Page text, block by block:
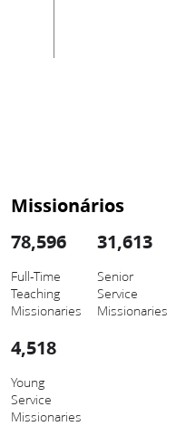
Missionários
78,596
Full-Time
Teaching
Missionaries
31,613
Senior
Service
Missionaries
4,518
Young
Service
Missionaries